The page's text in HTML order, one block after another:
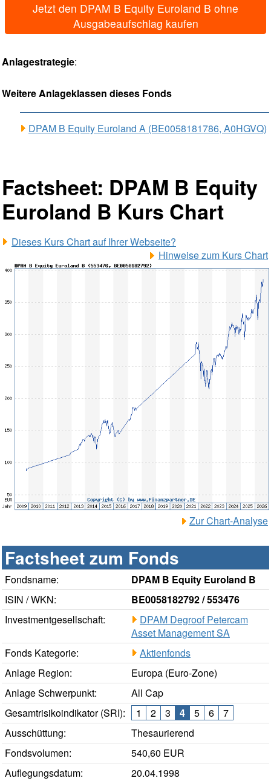
Jetzt den DPAM B Equity Euroland B ohne
Ausgabeaufschlag kaufen
Anlagestrategie:
Weitere Anlageklassen dieses Fonds
DPAM B Equity Euroland A (BE0058181786, A0HGVQ)
Factsheet: DPAM B Equity
Euroland B Kurs Chart
Dieses Kurs Chart auf Ihrer Webseite?
Hinweise zum Kurs Chart
Zur Chart-Analyse
Factsheet zum Fonds
Fondsname:
DPAM B Equity Euroland B
ISIN / WKN:
BE0058182792 / 553476
Investmentgesellschaft:
DPAM Degroof Petercam
Asset Management SA
Fonds Kategorie:
Aktienfonds
Anlage Region:
Europa (Euro-Zone)
Anlage Schwerpunkt:
All Cap
Gesamtrisikoindikator (SRI):
1 2 3 4 5 6
7
Ausschüttung:
Thesaurierend
Fondsvolumen:
540,60 EUR
Auflegungsdatum:
20.04.1998